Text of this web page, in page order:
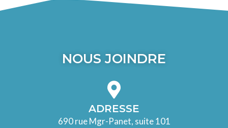
NOUS JOINDRE
ADRESSE
690 rue Mgr-Panet, suite 101